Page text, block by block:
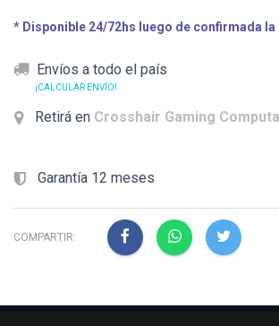
* Disponible 24/72hs luego de confirmada la
Envíos a todo el país
¡CALCULAR ENVÍO!
Retirá en Crosshair Gaming
Garantía 12 meses
COMPARTIR: